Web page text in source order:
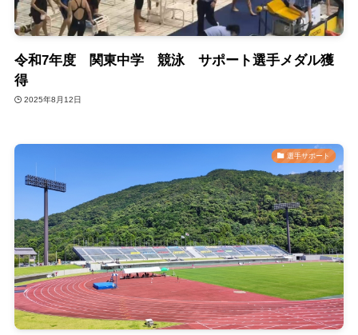
令和7年度 関東中学 競泳 サポート選手メダル獲
得
2025年8月12日
選手サポート